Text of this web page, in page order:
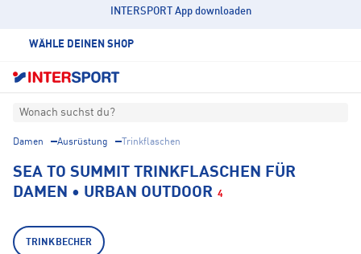
INTERSPORT App downloaden
WÄHLE DEINEN SHOP
Wonach suchst du?
Damen Ausrüstung Trinkflaschen
SEA TO SUMMIT TRINKFLASCHEN FÜR
DAMEN • URBAN OUTDOOR 4
TRINKBECHER